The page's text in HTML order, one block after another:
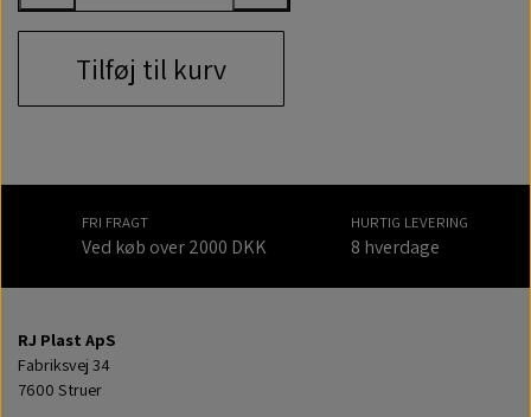
Tilføj til kurv
FRI FRAGT
Ved køb over 2000 DKK
HURTIG LEVERING
8 hverdage
RJ Plast ApS
Fabriksvej 34
7600 Struer